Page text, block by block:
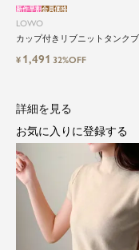
LOWO
カップ付きリブニットタンク
新作早割会員価格
¥ 1,491 32%OFF
詳細を見る
お気に入りに登録する